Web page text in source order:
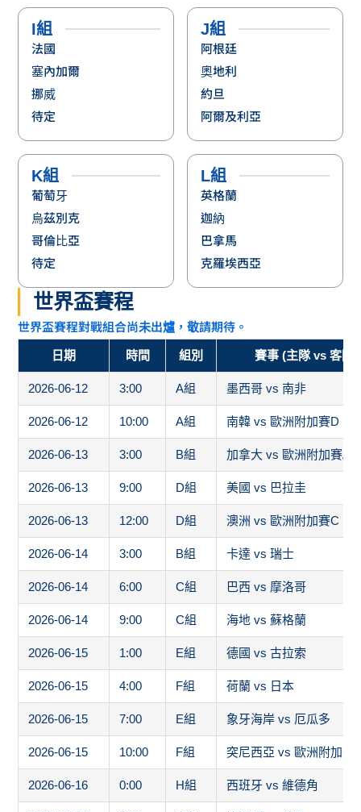
I組
法國
塞內加爾
挪威
待定
J組
阿根廷
奧地利
約旦
阿爾及利亞
K組
葡萄牙
烏茲別克
哥倫比亞
待定
L組
英格蘭
迦納
巴拿馬
克羅埃西亞
世界盃賽程
世界盃賽程對戰組合尚未出爐，敬請期待。
日期 時間 組別 賽事 (主隊 vs 客隊)
2026-06-12 3:00 A組 墨西哥 vs 南非
2026-06-12 10:00 A組 南韓 vs 歐洲附加賽D
2026-06-13 3:00 B組 加拿大 vs 歐洲附加賽A
2026-06-13 9:00 D組 美國 vs 巴拉圭
2026-06-13 12:00 D組 澳洲 vs 歐洲附加賽C
2026-06-14 3:00 B組 卡達 vs 瑞士
2026-06-14 6:00 C組 巴西 vs 摩洛哥
2026-06-14 9:00 C組 海地 vs 蘇格蘭
2026-06-15 1:00 E組 德國 vs 古拉索
2026-06-15 4:00 F組 荷蘭 vs 日本
2026-06-15 7:00 E組 象牙海岸 vs 厄瓜多
2026-06-15 10:00 F組 突尼西亞 vs 歐洲附加賽
2026-06-16 0:00 H組 西班牙 vs 維德角